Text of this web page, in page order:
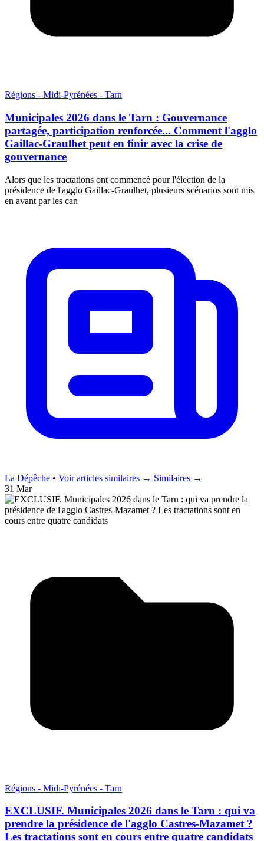
Régions - Midi-Pyrénées - Tarn
Municipales 2026 dans le Tarn : Gouvernance
partagée, participation renforcée... Comment l'agglo
Gaillac-Graulhet peut en finir avec la crise de
gouvernance
Alors que les tractations ont commencé pour l'élection de la
présidence de l'agglo Gaillac-Graulhet, plusieurs scénarios sont mis
en avant par les can
La Dépêche • Voir articles similaires → Similaires →
31 Mar
Régions - Midi-Pyrénées - Tarn
EXCLUSIF. Municipales 2026 dans le Tarn : qui va
prendre la présidence de l'agglo Castres-Mazamet ?
Les tractations sont en cours entre quatre candidats